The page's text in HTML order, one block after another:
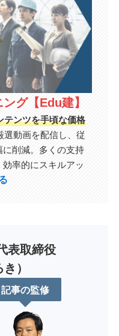
グ【Edu建】
テンツを手頃な価格
選動画を配信し、従
削減。多くの支持
率的にスキルアッ
表取締役
）
記事の監修